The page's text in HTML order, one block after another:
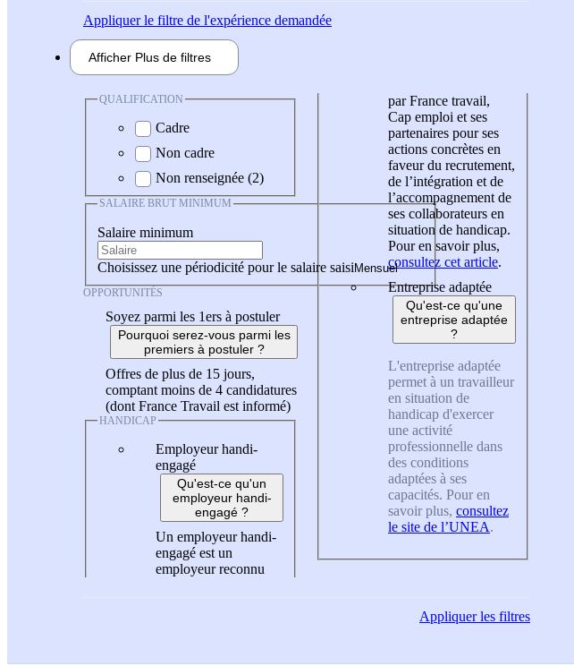
Appliquerle filtre de l'expérience demandée
Afficher Plus de filtres
QUALIFICATION
Cadre
Non cadre
Non renseignée (2)
SALAIRE BRUT MINIMUM
Salaire minimum
Choisissez une périodicité pour le salaire saisi
OPPORTUNITÉS
Soyez parmi les 1ers à postuler
Pourquoi serez-vous parmi les
premiers à postuler ?
Offres de plus de 15 jours,
comptant moins de 4 candidatures
(dont France Travail est informé)
HANDICAP
Employeur handi-
engagé
Qu'est-ce qu'un
employeur handi-
engagé ?
Un employeur handi-
engagé est un
employeur reconnu
par France travail,
Cap emploi et ses
partenaires pour ses
actions concrètes en
faveur du recrutement,
de l’intégration et de
l’accompagnement de
ses collaborateurs en
situation de handicap.
Pour en savoir plus,
consultez cet article.
Entreprise adaptée
Qu'est-ce qu'une
entreprise adaptée
?
L'entreprise adaptée
permet à un travailleur
en situation de
handicap d'exercer
une activité
professionnelle dans
des conditions
adaptées à ses
capacités. Pour en
savoir plus, consultez
le site de l’UNEA.
Appliquerles filtres